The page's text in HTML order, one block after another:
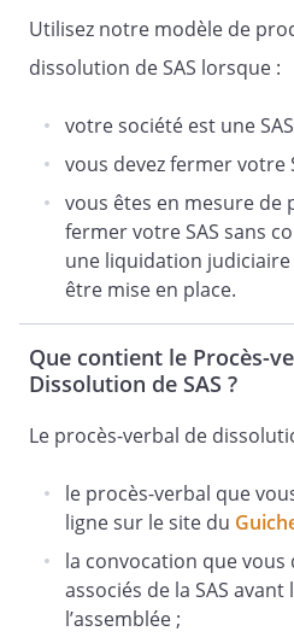
Utilisez notre modèle de
dissolution de SAS lorsque :
votre société est une
vous devez fermer votre
vous êtes en mesure de
fermer votre SAS sans
une liquidation judiciaire
être mise en place.
Que contient le Procès-
Dissolution de SAS ?
Le procès-verbal de
le procès-verbal que
ligne sur le site du
la convocation que vous
associés de la SAS
l’assemblée ;